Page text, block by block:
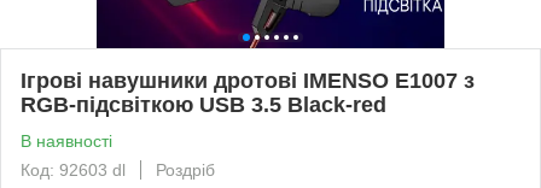
Ігрові навушники дротові IMENSO E1007 з
RGB-підсвіткою USB 3.5 Black-red
В наявності
Код: 92603 dl
Роздріб